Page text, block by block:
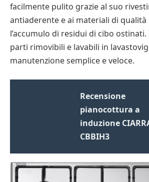
facilmente pulito grazie al suo
antiaderente e ai materiali di
l’accumulo di residui di cibo
parti rimovibili e lavabili in
manutenzione semplice e veloce.
Recensione
pianocottura a
induzione
CBBIH3